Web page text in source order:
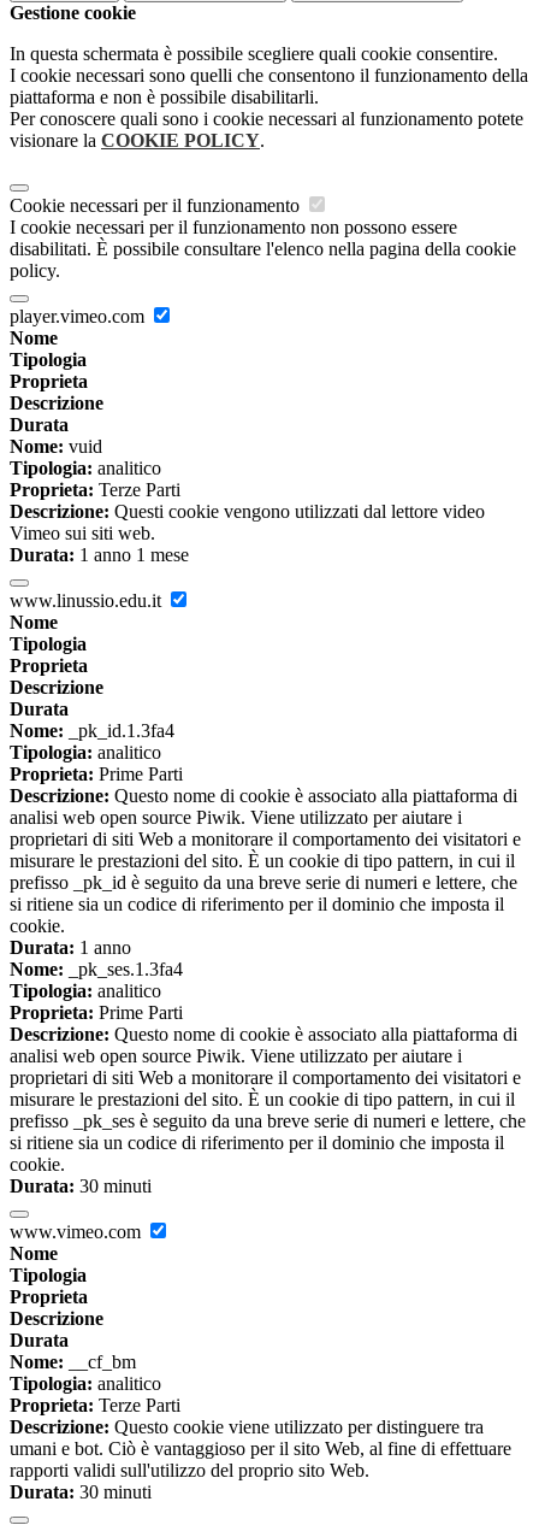
Gestione cookie
In questa schermata è possibile scegliere quali cookie consentire.
I cookie necessari sono quelli che consentono il funzionamento della
piattaforma e non è possibile disabilitarli.
Per conoscere quali sono i cookie necessari al funzionamento potete
visionare la COOKIE POLICY.
Cookie necessari per il funzionamento
I cookie necessari per il funzionamento non possono essere
disabilitati. È possibile consultare l'elenco nella pagina della cookie
policy.
player.vimeo.com
Nome
Tipologia
Proprieta
Descrizione
Durata
Nome: vuid
Tipologia: analitico
Proprieta: Terze Parti
Descrizione: Questi cookie vengono utilizzati dal lettore video
Vimeo sui siti web.
Durata: 1 anno 1 mese
www.linussio.edu.it
Nome
Tipologia
Proprieta
Descrizione
Durata
Nome: _pk_id.1.3fa4
Tipologia: analitico
Proprieta: Prime Parti
Descrizione: Questo nome di cookie è associato alla piattaforma di
analisi web open source Piwik. Viene utilizzato per aiutare i
proprietari di siti Web a monitorare il comportamento dei visitatori e
misurare le prestazioni del sito. È un cookie di tipo pattern, in cui il
prefisso _pk_id è seguito da una breve serie di numeri e lettere, che
si ritiene sia un codice di riferimento per il dominio che imposta il
cookie.
Durata: 1 anno
Nome: _pk_ses.1.3fa4
Tipologia: analitico
Proprieta: Prime Parti
Descrizione: Questo nome di cookie è associato alla piattaforma di
analisi web open source Piwik. Viene utilizzato per aiutare i
proprietari di siti Web a monitorare il comportamento dei visitatori e
misurare le prestazioni del sito. È un cookie di tipo pattern, in cui il
prefisso _pk_ses è seguito da una breve serie di numeri e lettere, che
si ritiene sia un codice di riferimento per il dominio che imposta il
cookie.
Durata: 30 minuti
www.vimeo.com
Nome
Tipologia
Proprieta
Descrizione
Durata
Nome: __cf_bm
Tipologia: analitico
Proprieta: Terze Parti
Descrizione: Questo cookie viene utilizzato per distinguere tra
umani e bot. Ciò è vantaggioso per il sito Web, al fine di effettuare
rapporti validi sull'utilizzo del proprio sito Web.
Durata: 30 minuti